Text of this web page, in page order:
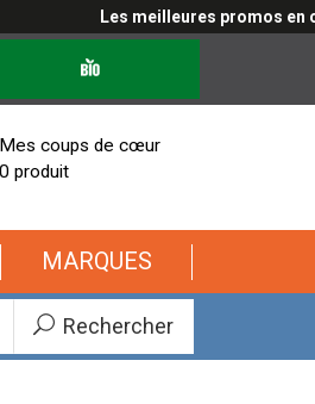
Les meilleures promos en
Mes coups de cœur
0 produit
MARQUES
Rechercher